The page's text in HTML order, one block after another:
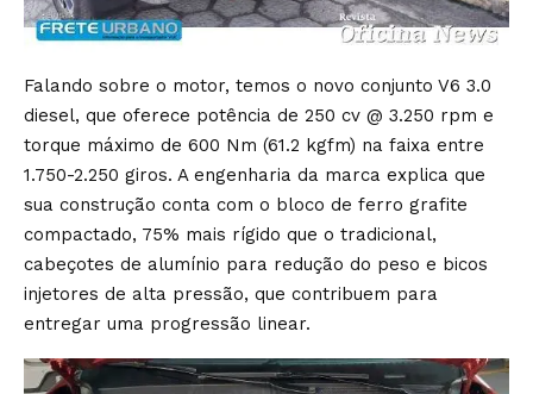
Falando sobre o motor, temos o novo conjunto V6 3.0
diesel, que oferece potência de 250 cv @ 3.250 rpm e
torque máximo de 600 Nm (61.2 kgfm) na faixa entre
1.750-2.250 giros. A engenharia da marca explica que
sua construção conta com o bloco de ferro grafite
compactado, 75% mais rígido que o tradicional,
cabeçotes de alumínio para redução do peso e bicos
injetores de alta pressão, que contribuem para
entregar uma progressão linear.